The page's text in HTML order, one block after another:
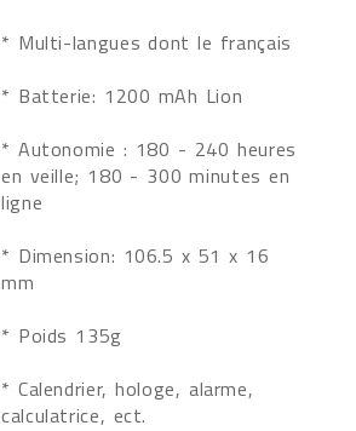
* Multi-langues dont le français
* Batterie: 1200 mAh Lion
* Autonomie : 180 - 240 heures
en veille; 180 - 300 minutes en
ligne
* Dimension: 106.5 x 51 x 16
mm
* Poids 135g
* Calendrier, hologe, alarme,
calculatrice, ect.